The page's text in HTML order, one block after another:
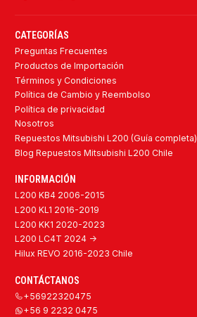
CATEGORÍAS
Preguntas Frecuentes
Productos de Importación
Términos y Condiciones
Política de Cambio y Reembolso
Política de privacidad
Nosotros
Repuestos Mitsubishi L200 (Guía completa)
Blog Repuestos Mitsubishi L200 Chile
INFORMACIÓN
L200 KB4 2006-2015
L200 KL1 2016-2019
L200 KK1 2020-2023
L200 LC4T 2024 ->
Hilux REVO 2016-2023 Chile
CONTÁCTANOS
+56922320475
+56 9 2232 0475